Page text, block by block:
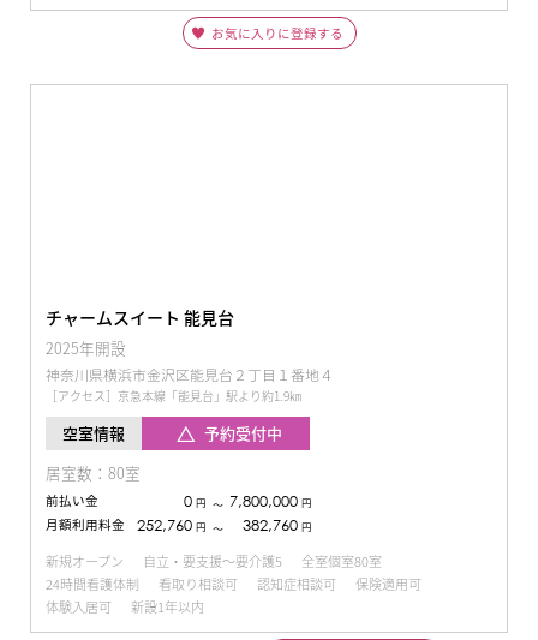
お気に入りに登録する
チャームスイート 能見台
2025年開設
神奈川県横浜市金沢区能見台２丁目１番地４
［アクセス］京急本線「能見台」駅より約1.9㎞
空室情報
予約受付中
居室数：80室
前払い金 0 円 〜 7,800,000 円
月額利用料金 252,760 円 〜 382,760 円
新規オープン 自立・要支援～要介護5
全室個室80室
24時間看護体制
看取り相談可 認知症相談可
保険適用可
体験入居可
新設1年以内